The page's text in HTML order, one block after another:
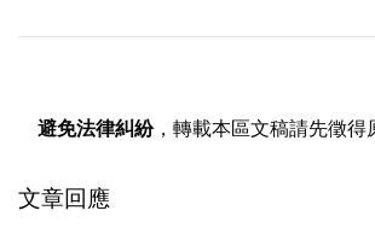
避免法律糾紛，轉載本區文稿請先徵得
文章回應